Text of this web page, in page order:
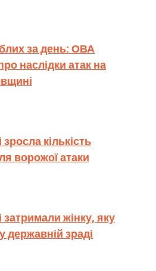
за день: ОВА
наслідки атак на
кількість
ворожої атаки
затримали жінку, яку
державній зраді